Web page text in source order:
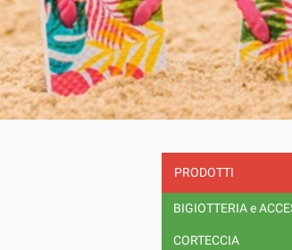
PRODOTTI
BIGIOTTERIA e
CORTECCIA